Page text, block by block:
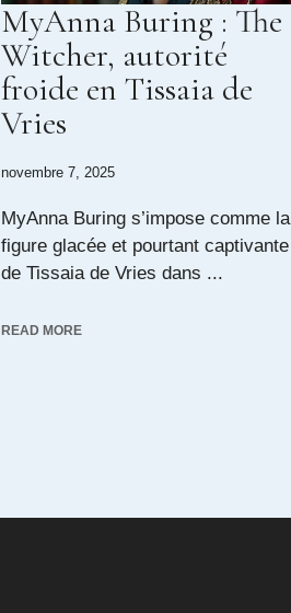
MyAnna Buring : The
Witcher, autorité
froide en Tissaia de
Vries
novembre 7, 2025
MyAnna Buring s’impose comme la
figure glacée et pourtant captivante
de Tissaia de Vries dans ...
READ MORE